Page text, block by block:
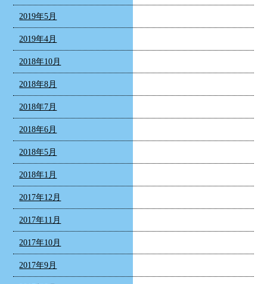
2019年5月
2019年4月
2018年10月
2018年8月
2018年7月
2018年6月
2018年5月
2018年1月
2017年12月
2017年11月
2017年10月
2017年9月